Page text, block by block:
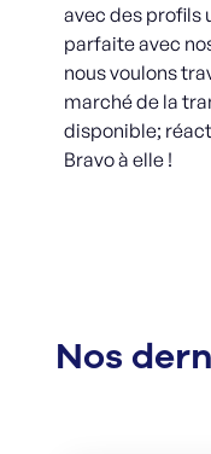
avec des profils
parfaite avec
nous voulons
marché de la
disponible;
Bravo à elle !
Nos